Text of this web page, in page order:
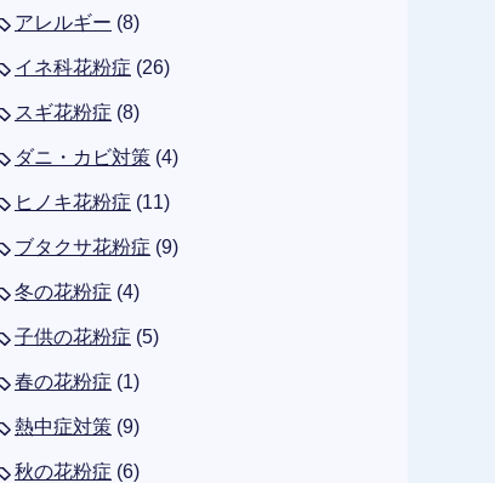
アレルギー (8)
イネ科花粉症 (26)
スギ花粉症 (8)
ダニ・カビ対策 (4)
ヒノキ花粉症 (11)
ブタクサ花粉症 (9)
冬の花粉症 (4)
子供の花粉症 (5)
春の花粉症 (1)
熱中症対策 (9)
秋の花粉症 (6)